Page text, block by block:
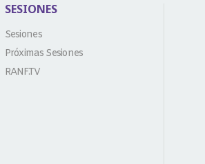
SESIONES
Sesiones
Próximas Sesiones
RANF.TV